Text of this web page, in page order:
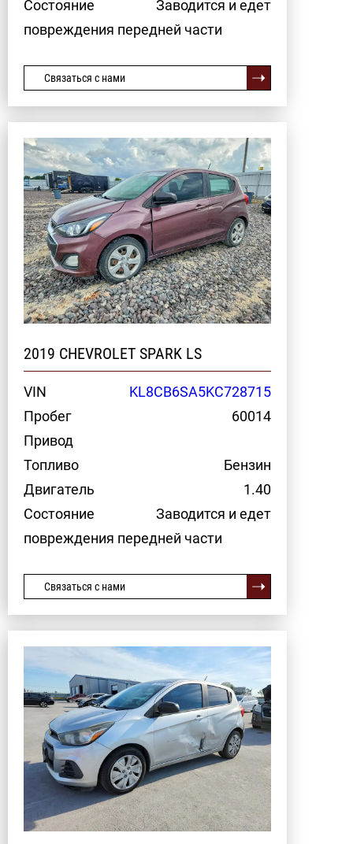
Состояние
Заводится и едет
повреждения передней части
Связаться с нами
2019 CHEVROLET SPARK LS
VIN
KL8CB6SA5KC728715
Пробег
60014
Привод
Топливо
Бензин
Двигатель
1.40
Состояние
Заводится и едет
повреждения передней части
Связаться с нами